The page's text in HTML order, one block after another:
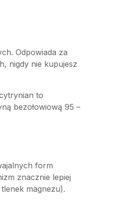
Odpowiada za
nigdy nie kupujesz
to
bezołowiową 95 –
form
znacznie lepiej
magnezu).